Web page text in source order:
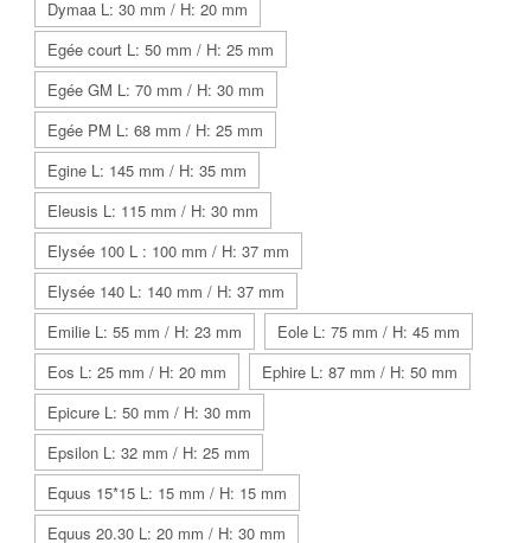
Dymaa L: 30 mm / H: 20 mm
Egée court L: 50 mm / H: 25 mm
Egée GM L: 70 mm / H: 30 mm
Egée PM L: 68 mm / H: 25 mm
Egine L: 145 mm / H: 35 mm
Eleusis L: 115 mm / H: 30 mm
Elysée 100 L : 100 mm / H: 37 mm
Elysée 140 L: 140 mm / H: 37 mm
Emilie L: 55 mm / H: 23 mm
Eole L: 75 mm / H: 45 mm
Eos L: 25 mm / H: 20 mm
Ephire L: 87 mm / H: 50 mm
Epicure L: 50 mm / H: 30 mm
Epsilon L: 32 mm / H: 25 mm
Equus 15*15 L: 15 mm / H: 15 mm
Equus 20.30 L: 20 mm / H: 30 mm